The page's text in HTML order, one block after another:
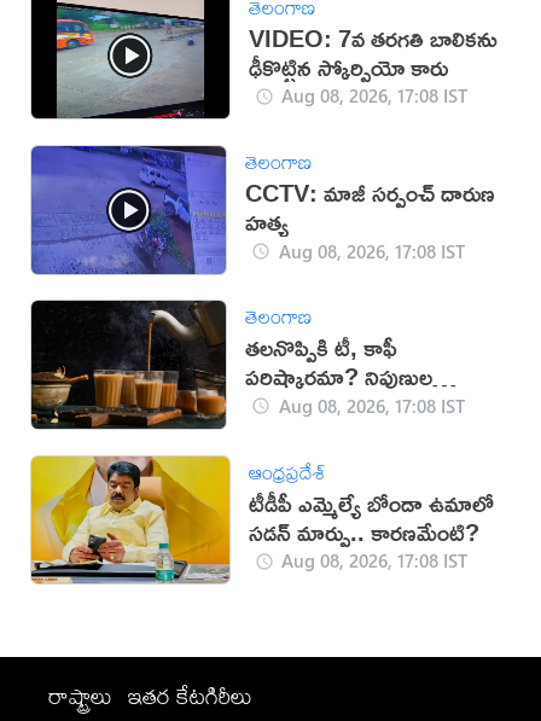
VIDEO: 7వ తరగతి బాలికను
ఢీకొట్టిన స్కోర్పియో కారు
Aug 08, 2026, 17:08 IST
తెలంగాణ
CCTV: మాజీ సర్పంచ్ దారుణ
హత్య
Aug 08, 2026, 17:08 IST
తెలంగాణ
తలనొప్పికి టీ, కాఫీ
పరిష్కారమా? నిపుణుల
సూచనలు ఇవే!
Aug 08, 2026, 17:08 IST
ఆంధ్రప్రదేశ్
టీడీపీ ఎమ్మెల్యే బోండా ఉమాలో
సడన్‌ మార్పు.. కారణమేంటి?
Aug 08, 2026, 17:08 IST
రాష్ట్రాలు ఇతర కేటగిరీలు